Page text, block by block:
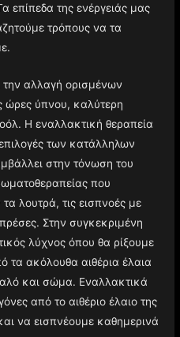
επίπεδα της ενέργειάς μας
τρόπους να τα
την αλλαγή ορισμένων
ώρες ύπνου, καλύτερη
Η εναλλακτική θεραπεία
των κατάλληλων
στην τόνωση του
που
λουτρά, τις εισπνοές με
Στην συγκεκριμένη
λύχνος όπου θα ρίξουμε
τα ακόλουθα αιθέρια έλαια
και σώμα. Εναλλακτικά
από το αιθέριο έλαιο της
να εισπνέουμε καθημερινά